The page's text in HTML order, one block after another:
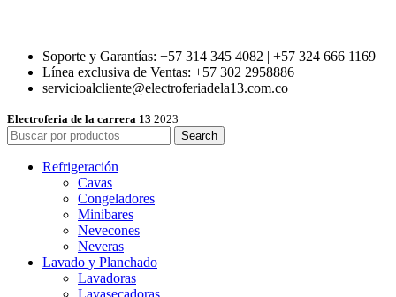
Soporte y Garantías: +57 314 345 4082 | +57 324 666 1169
Línea exclusiva de Ventas: +57 302 2958886
servicioalcliente@electroferiadela13.com.co
Electroferia de la carrera 13 2023
Search
Refrigeración
Cavas
Congeladores
Minibares
Nevecones
Neveras
Lavado y Planchado
Lavadoras